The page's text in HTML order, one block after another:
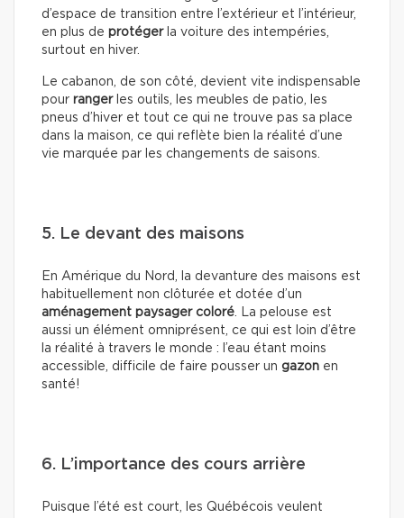
d’espace de transition entre l’extérieur et l’intérieur,
en plus de protégerla voiture des intempéries,
surtout en hiver.
Le cabanon, de son côté, devient vite indispensable
pour rangerles outils, les meubles de patio, les
pneus d’hiver et tout ce qui ne trouve pas sa place
dans la maison, ce qui reflète bien la réalité d’une
vie marquée par les changements de saisons.
5. Le devant des maisons
En Amérique du Nord, la devanture des maisons est
habituellement non clôturée et dotée d’un
aménagement paysager coloré. La pelouse est
aussi un élément omniprésent, ce qui est loin d’être
la réalité à travers le monde : l’eau étant moins
accessible, difficile de faire pousser un gazon en
santé!
6. L’importance des cours arrière
Puisque l’été est court, les Québécois veulent